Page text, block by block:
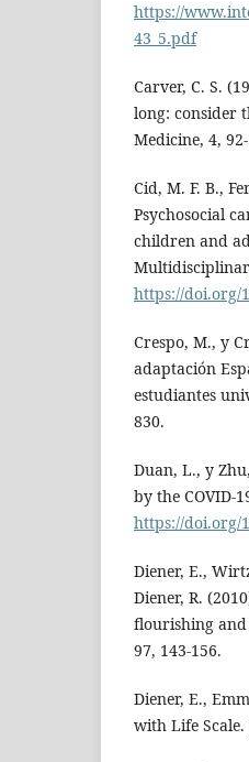
https://
43_5.pdf
Carver, C. S.
long: consider
Medicine, 4,
Cid, M. F. B.,
Psychosocial
children and
https://doi.org/
Crespo, M., y
adaptación
estudiantes
830.
Duan, L., y
by the COVID-
https://doi.org/
Diener, E.,
Diener, R.
flourishing and
97, 143-156.
Diener, E.,
with Life Scale.